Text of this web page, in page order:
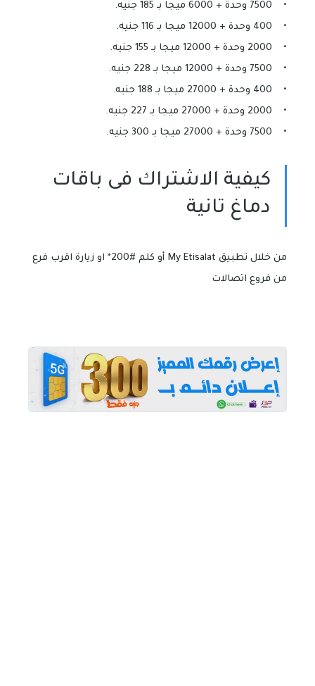
• 7500 وحدة + 6000 ميجا بـ 185 جنيه.
• 400 وحدة + 12000 ميجا بـ 116 جنيه.
• 2000 وحدة + 12000 ميجا بـ 155 جنيه.
• 7500 وحدة + 12000 ميجا بـ 228 جنيه.
• 400 وحدة + 27000 ميجا بـ 188 جنيه.
• 2000 وحدة + 27000 ميجا بـ 227 جنيه.
• 7500 وحدة + 27000 ميجا بـ 300 جنيه.
كيفية الاشتراك فى باقات
دماغ تانية
من خلال تطبيق My Etisalat أو كلم #200* او زيارة اقرب فرع
من فروع اتصالات